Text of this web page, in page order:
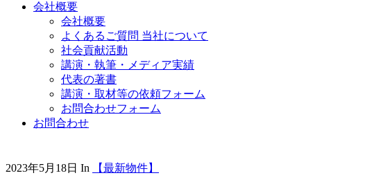
会社概要
会社概要
よくあるご質問 当社について
社会貢献活動
講演・執筆・メディア実績
代表の著書
講演・取材等の依頼フォーム
お問合わせフォーム
お問合わせ
2023年5月18日 In 【最新物件】